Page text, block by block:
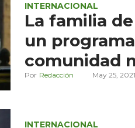
INTERNACIONAL
La familia
un
comunidad
Redacción May 25, 2021
INTERNACIONAL